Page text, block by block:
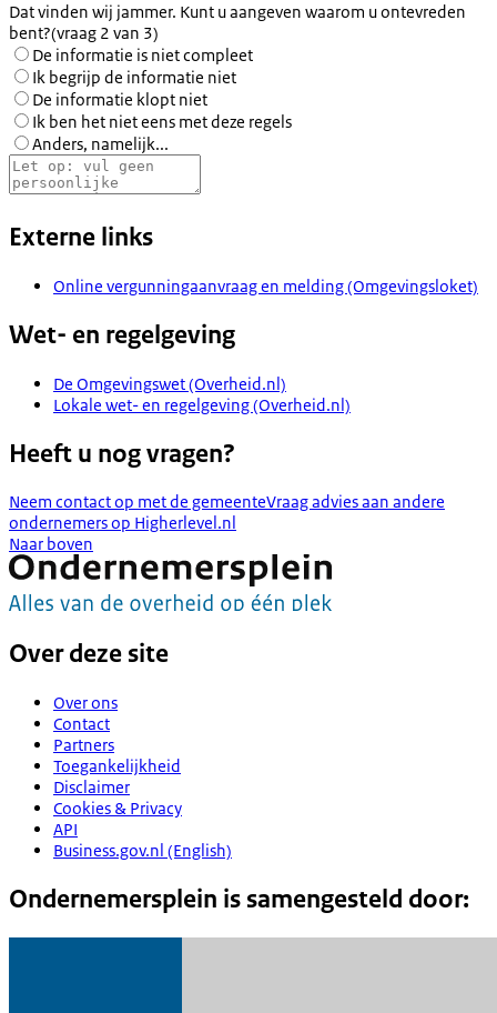
Dat vinden wij jammer. Kunt u aangeven waarom u ontevreden
bent?(vraag 2 van 3)
De informatie is niet compleet
Ik begrijp de informatie niet
De informatie klopt niet
Ik ben het niet eens met deze regels
Anders, namelijk...
Externe links
Online vergunningaanvraag en melding (Omgevingsloket)
Wet- en regelgeving
De Omgevingswet (Overheid.nl)
Lokale wet- en regelgeving (Overheid.nl)
Heeft u nog vragen?
Neem contact op met de gemeenteVraag advies aan andere
ondernemers op Higherlevel.nl
Naar boven
Over deze site
Over ons
Contact
Partners
Toegankelijkheid
Disclaimer
Cookies & Privacy
API
Business.gov.nl (English)
Ondernemersplein is samengesteld door: